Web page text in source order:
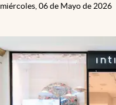
miércoles, 06 de Mayo de 2026